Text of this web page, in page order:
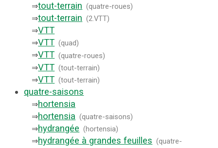
⇒tout-terrain (quatre-roues)
⇒tout-terrain (2.VTT)
⇒VTT
⇒VTT (quad)
⇒VTT (quatre-roues)
⇒VTT (tout-terrain)
⇒VTT (tout-terrain)
quatre-saisons
⇒hortensia
⇒hortensia (quatre-saisons)
⇒hydrangée (hortensia)
⇒hydrangée à grandes feuilles (quatre-